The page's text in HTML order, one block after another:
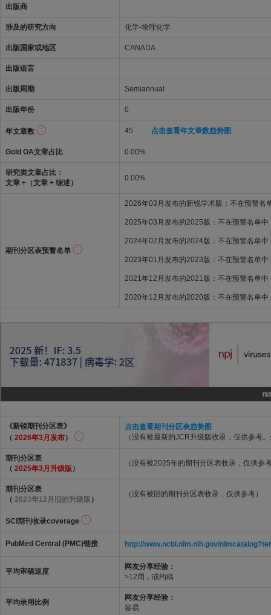
出版商
涉及的研究方向 化学-物理化学
出版国家或地区 CANADA
出版语言
出版周期 Semiannual
出版年份 0
年文章数 45 点击查看年文章数趋势图
Gold OA文章占比 0.00%
研究类文章占比：
文章 ÷（文章 + 综述）
0.00%
期刊分区表预警名单
2026年03月发布的新锐学术版：不在预警名
2025年03月发布的2025版：不在预警名单中
2024年02月发布的2024版：不在预警名单中
2023年01月发布的2023版：不在预警名单中
2021年12月发布的2021版：不在预警名单中
2020年12月发布的2020版：不在预警名单中
《新锐期刊分区表》
（ 2026年3月发布）
点击查看期刊分区表趋势图
（没有被最新的JCR升级版收录，仅供参考
期刊分区表
（ 2025年3月升级版 ）
（没有被2025年的期刊分区表收录，仅供参
期刊分区表
（ 2023年12月旧的升级版 ）
（没有被旧的期刊分区表收录，仅供参考）
SCI期刊收录coverage
PubMed Central (PMC)链接 http://www.ncbi.nlm.nih.gov/
平均审稿速度
网友分享经验：
>12周，或约稿
平均录用比例
网友分享经验：
容易